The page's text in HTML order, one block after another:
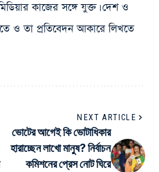
কাজের সঙ্গে যুক্ত। দেশ ও
ও তা প্রতিবেদন আকারে লিখতে
NEXT ARTICLE
ভোটের আগেই কি ভোটাধিকার
হারাচ্ছেন লাখো মানুষ? নির্বাচন
কমিশনের প্রেস নোট ঘিরে